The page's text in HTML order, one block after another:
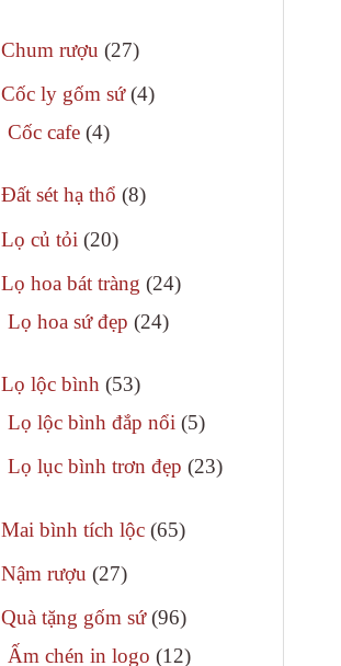
Chum rượu 2727
phẩm
Cốc ly gốm sứ 44
Cốc cafe 44
phẩm
Đất sét hạ thổ 88
Lọ củ tỏi 2020
phẩm
Lọ hoa bát tràng 2424
Lọ hoa sứ đẹp 2424
Lọ lộc bình 5353
sản
Lọ lộc bình đắp nổi 55
phẩm
Lọ lục bình trơn đẹp 2323
Mai bình tích lộc 6565
Nậm rượu 2727
phẩm
Quà tặng gốm sứ 9696
sản
Ấm chén in logo 1212